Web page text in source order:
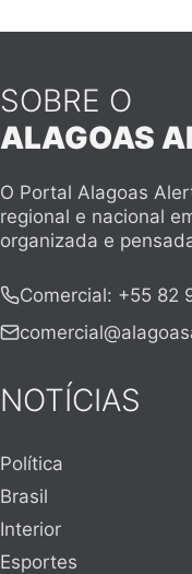
SOBRE O
ALAGOAS
O Portal Alagoas
regional e nacional
organizada e
Comercial: +55 82
NOTÍCIAS
Política
Brasil
Interior
Esportes